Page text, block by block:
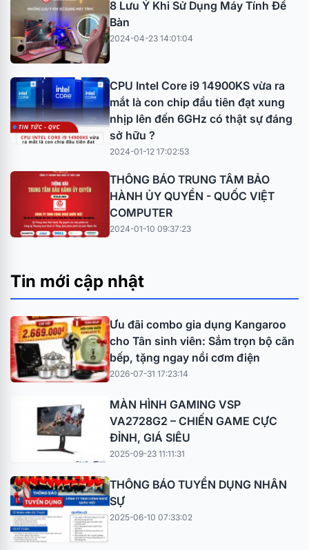
8 Lưu Ý Khi Sử Dụng Máy Tính Đề
Bàn
2024-04-23 14:01:04
CPU Intel Core i9 14900KS vừa ra
mắt là con chip đầu tiên đạt xung
nhịp lên đến 6GHz có thật sự đáng
sở hữu ?
2024-01-12 17:02:53
THÔNG BÁO TRUNG TÂM BẢO
HÀNH ỦY QUYỀN - QUỐC VIỆT
COMPUTER
2024-01-10 09:37:23
Tin mới cập nhật
Ưu đãi combo gia dụng Kangaroo
cho Tân sinh viên: Sắm trọn bộ căn
bếp, tặng ngay nồi cơm điện
2026-07-31 17:23:14
MÀN HÌNH GAMING VSP
VA2728G2 – CHIẾN GAME CỰC
ĐỈNH, GIÁ SIÊU
2025-09-23 11:11:31
THÔNG BÁO TUYỂN DỤNG NHÂN
SỰ
2025-06-10 07:33:02